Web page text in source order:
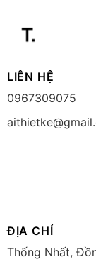
LIÊN HỆ
0967309075
ĐỊA CHỈ
Thống Nhất,